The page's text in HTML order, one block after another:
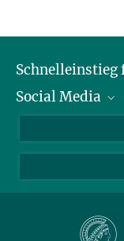
Schnelleinstieg
Journalist*innen
Schüler*innen und
Social Media
LinkedIn
Facebook